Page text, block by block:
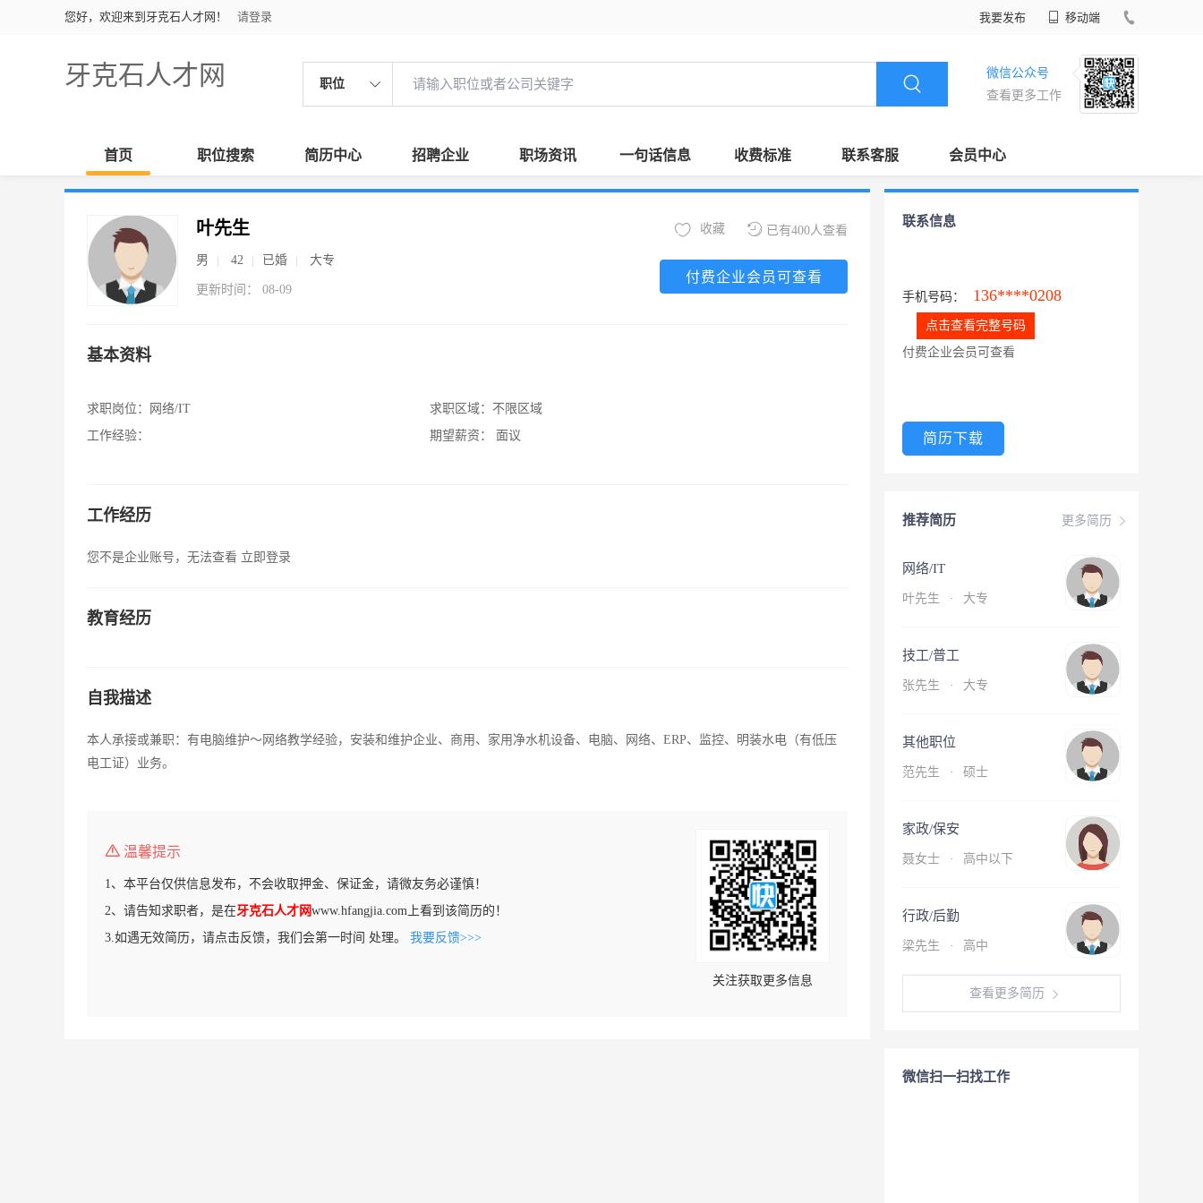
您好，欢迎来到牙克石人才网！ 请登录 我要发布 移动端
牙克石人才网 职位
微信公众号
查看更多工作
首页 职位搜索 简历中心 招聘企业 职场资讯 一句话信息 收费标准 联系客服 会员中心
叶先生
男 42 已婚 大专
更新时间： 08-09
已有400人查看
收藏
付费企业会员可查看
基本资料
求职岗位：
网络/IT
工作经验：
求职区域： 不限区域
期望薪资：
面议
工作经历
您不是企业账号，无法查看 立即登录
教育经历
自我描述
本人承接或兼职：有电脑维护～网络教学经验，安装和维护企业、商用、家用净水机设备、电脑、网络、ERP、监控、明装水电（有低压
电工证）业务。
温馨提示
1、本平台仅供信息发布，不会收取押金、保证金，请微友务必谨慎！
2、请告知求职者，是在牙克石人才网www.hfangjia.com上看到该简历的！
3.如遇无效简历，请点击反馈，我们会第一时间 处理。 我要反馈>>>
关注获取更多信息
联系信息
手机号码： 136****0208
点击查看完整号码
付费企业会员可查看
简历下载
更多简历
推荐简历
网络/IT
叶先生 · 大专
技工/普工
张先生 · 大专
其他职位
范先生 · 硕士
家政/保安
聂女士 · 高中以下
行政/后勤
梁先生 · 高中
查看更多简历
微信扫一扫找工作